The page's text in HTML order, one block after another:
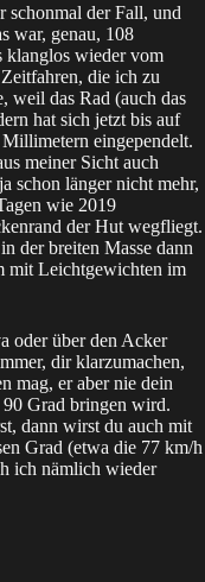
schonmal der Fall, und
war, genau, 108
klanglos wieder vom
die ich zu
weil das Rad (auch das
hat sich jetzt bis auf
eingependelt.
meiner Sicht auch
schon länger nicht mehr,
wie 2019
der Hut wegfliegt.
der breiten Masse dann
mit Leichtgewichten im
oder über den Acker
dir klarzumachen,
mag, er aber nie dein
90 Grad bringen wird.
dann wirst du auch mit
Grad (etwa die 77 km/h
ich nämlich wieder